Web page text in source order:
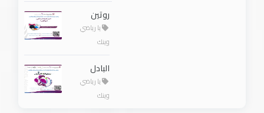
روتين
يا رياضي
وينك
البادل
يا رياضي
وينك